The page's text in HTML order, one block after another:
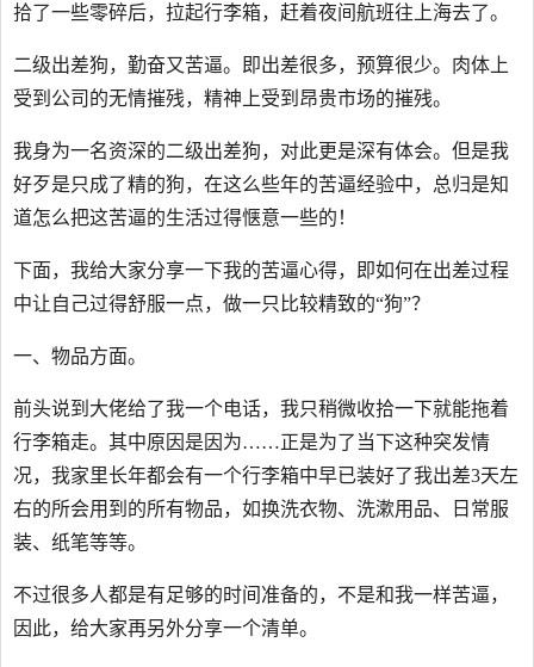
拾了一些零碎后，拉起行李箱，赶着夜间航班往上海去了。
二级出差狗，勤奋又苦逼。即出差很多，预算很少。肉体上
受到公司的无情摧残，精神上受到昂贵市场的摧残。
我身为一名资深的二级出差狗，对此更是深有体会。但是我
好歹是只成了精的狗，在这么些年的苦逼经验中，总归是知
道怎么把这苦逼的生活过得惬意一些的！
下面，我给大家分享一下我的苦逼心得，即如何在出差过程
中让自己过得舒服一点，做一只比较精致的“狗”？
一、物品方面。
前头说到大佬给了我一个电话，我只稍微收拾一下就能拖着
行李箱走。其中原因是因为……正是为了当下这种突发情
况，我家里长年都会有一个行李箱中早已装好了我出差3天左
右的所会用到的所有物品，如换洗衣物、洗漱用品、日常服
装、纸笔等等。
不过很多人都是有足够的时间准备的，不是和我一样苦逼，
因此，给大家再另外分享一个清单。